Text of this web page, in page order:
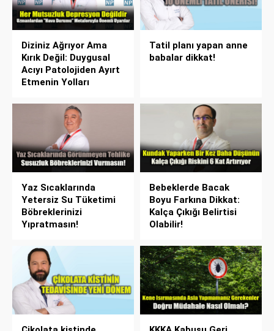
Diziniz Ağrıyor Ama
Kırık Değil: Duygusal
Acıyı Patolojiden Ayırt
Etmenin Yolları
Tatil planı yapan anne
babalar dikkat!
Yaz Sıcaklarında
Yetersiz Su Tüketimi
Böbreklerinizi
Yıpratmasın!
Bebeklerde Bacak
Boyu Farkına Dikkat:
Kalça Çıkığı Belirtisi
Olabilir!